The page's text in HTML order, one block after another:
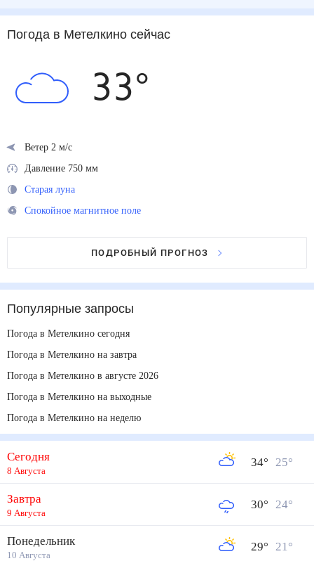
Погода в Метелкиносейчас
33°
Ветер 2 м/с
Давление 750 мм
Старая луна
Спокойное магнитное поле
ПОДРОБНЫЙ ПРОГНОЗ
Популярные запросы
Погода в Метелкино сегодня
Погода в Метелкино на завтра
Погода в Метелкино в августе 2026
Погода в Метелкино на выходные
Погода в Метелкино на неделю
Сегодня
8 Августа
34° 25°
Завтра
9 Августа
30° 24°
Понедельник
10 Августа
29° 21°